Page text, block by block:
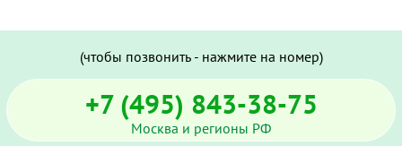
(чтобы позвонить - нажмите на номер)
+7 (495) 843-38-75
Москва и регионы РФ